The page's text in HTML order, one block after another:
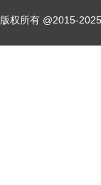
版权所有 @2015-